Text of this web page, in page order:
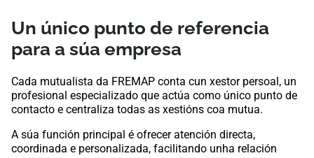
61
Asesorías
Traballadores
Autónomos
provedores
Un único punto de referencia
para a súa empresa
Cada mutualista da FREMAP conta cun xestor persoal, un
profesional especializado que actúa como único punto de
contacto e centraliza todas as xestións coa mutua.
A súa función principal é ofrecer atención directa,
coordinada e personalizada, facilitando unha relación